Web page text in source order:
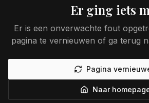
Er ging iets
Er is een onverwachte fout
pagina te vernieuwen of ga terug
Pagina
Naar